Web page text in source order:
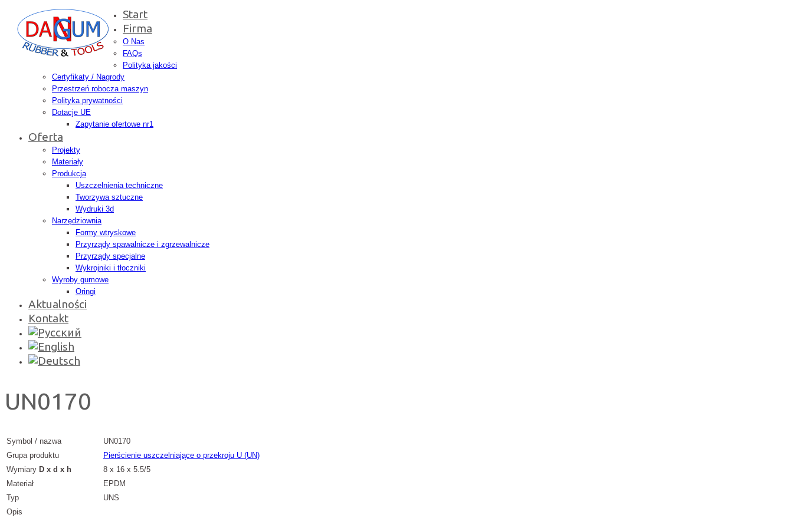
Start
Firma
O Nas
FAQs
Polityka jakości
Certyfikaty / Nagrody
Przestrzeń robocza maszyn
Polityka prywatności
Dotacje UE
Zapytanie ofertowe nr1
Oferta
Projekty
Materiały
Produkcja
Uszczelnienia techniczne
Tworzywa sztuczne
Wydruki 3d
Narzędziownia
Formy wtryskowe
Przyrządy spawalnicze i zgrzewalnicze
Przyrządy specjalne
Wykrojniki i tłoczniki
Wyroby gumowe
Oringi
Aktualności
Kontakt
UN0170
Symbol / nazwa
UN0170
Grupa produktu
Pierścienie uszczelniające o przekroju U (UN)
Wymiary D x d x h
8 x 16 x 5.5/5
Materiał
EPDM
Typ
UNS
Opis